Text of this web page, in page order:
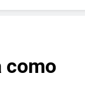
como